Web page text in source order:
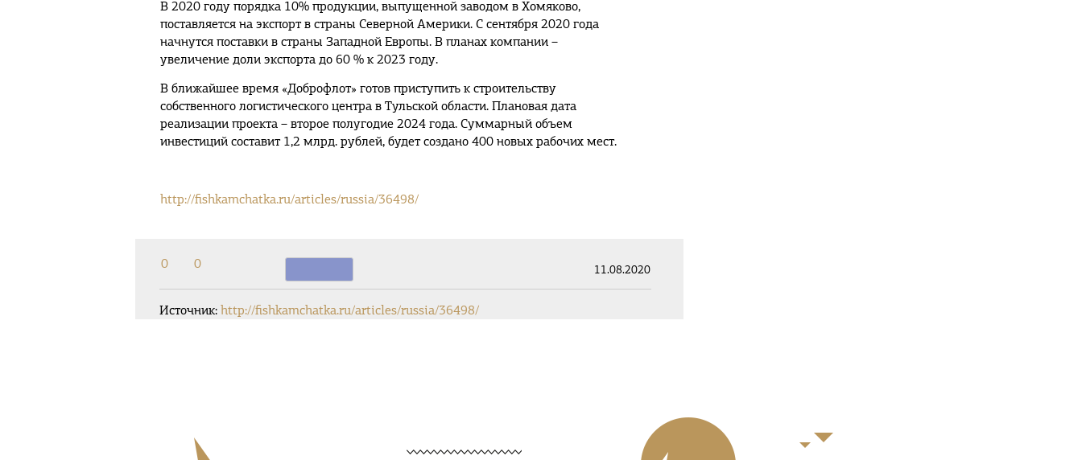
В 2020 году порядка 10% продукции, выпущенной заводом в Хомяково,
поставляется на экспорт в страны Северной Америки. С сентября 2020 года
начнутся поставки в страны Западной Европы. В планах компании –
увеличение доли экспорта до 60 % к 2023 году.
В ближайшее время «Доброфлот» готов приступить к строительству
собственного логистического центра в Тульской области. Плановая дата
реализации проекта – второе полугодие 2024 года. Суммарный объем
инвестиций составит 1,2 млрд. рублей, будет создано 400 новых рабочих мест.
http://fishkamchatka.ru/articles/russia/36498/
11.08.2020
0 0
Источник: http://fishkamchatka.ru/articles/russia/36498/